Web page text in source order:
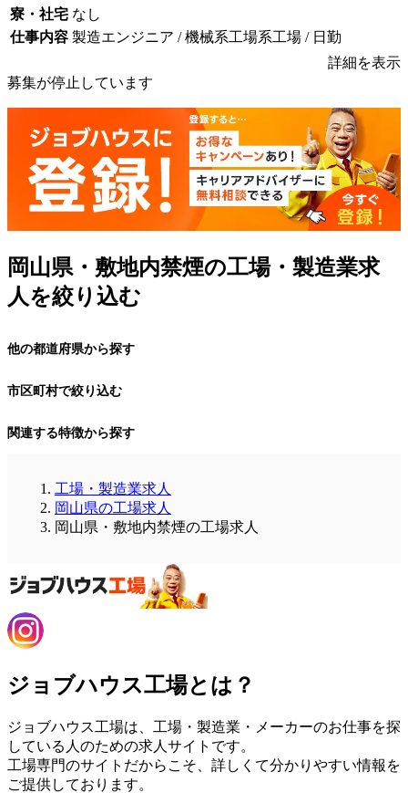
寮・社宅 なし
仕事内容 製造エンジニア / 機械系工場系工場 / 日勤
詳細を表示
募集が停止しています
岡山県・敷地内禁煙の工場・製造業求
人を絞り込む
他の都道府県から探す
市区町村で絞り込む
関連する特徴から探す
工場・製造業求人
岡山県の工場求人
岡山県・敷地内禁煙の工場求人
ジョブハウス工場とは？
ジョブハウス工場は、工場・製造業・メーカーのお仕事を探
している人のための求人サイトです。
工場専門のサイトだからこそ、詳しくて分かりやすい情報を
ご提供しております。